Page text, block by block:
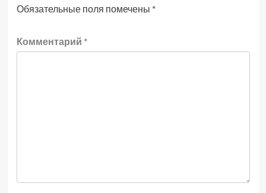
Обязательные поля помечены *
Комментарий *